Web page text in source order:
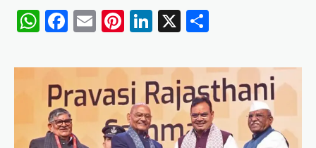
WhatsApp
Facebook
EmailPinterest
LinkedIn
X